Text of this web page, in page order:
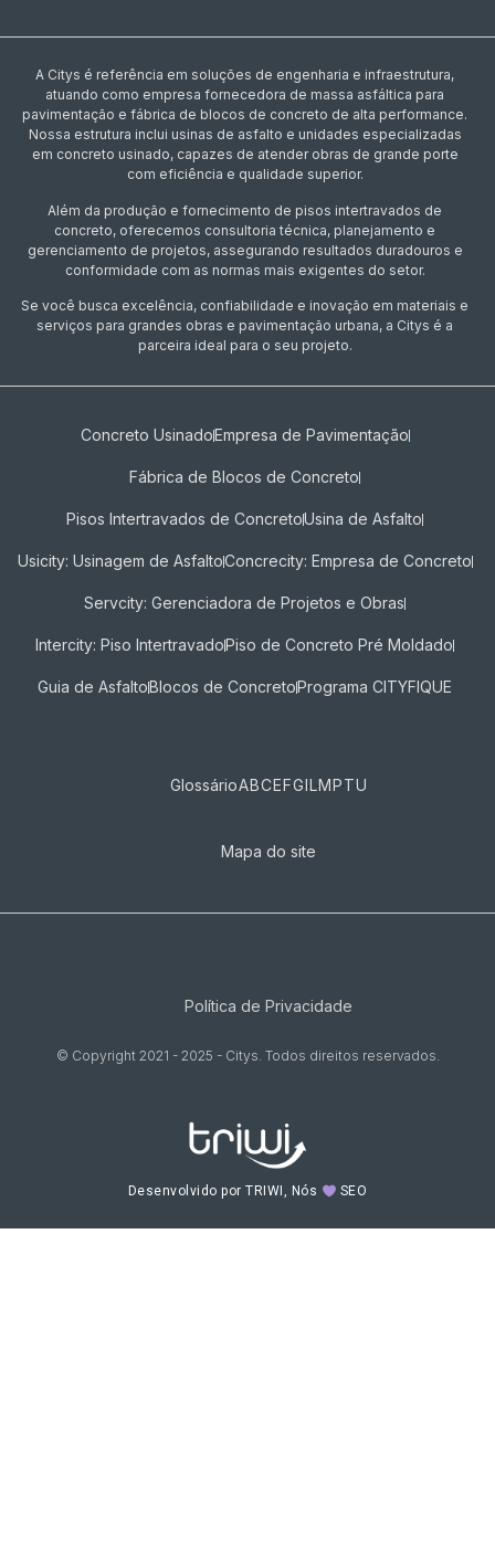
A Citys é referência em soluções de engenharia e infraestrutura,
atuando como empresa fornecedora de massa asfáltica para
pavimentação e fábrica de blocos de concreto de alta performance.
Nossa estrutura inclui usinas de asfalto e unidades especializadas
em concreto usinado, capazes de atender obras de grande porte
com eficiência e qualidade superior.
Além da produção e fornecimento de pisos intertravados de
concreto, oferecemos consultoria técnica, planejamento e
gerenciamento de projetos, assegurando resultados duradouros e
conformidade com as normas mais exigentes do setor.
Se você busca excelência, confiabilidade e inovação em materiais e
serviços para grandes obras e pavimentação urbana, a Citys é a
parceira ideal para o seu projeto.
Concreto UsinadoEmpresa de Pavimentação
Fábrica de Blocos de Concreto
Pisos Intertravados de Concreto​Usina de Asfalto
Usicity: Usinagem de AsfaltoConcrecity: Empresa de Concreto
Servcity: Gerenciadora de Projetos e Obras
Intercity: Piso IntertravadoPiso de Concreto Pré Moldado
Guia de AsfaltoBlocos de ConcretoPrograma CITYFIQUE
GlossárioABCEFGILMPTU
Mapa do site
Política de Privacidade
© Copyright 2021 - 2025 - Citys. Todos direitos reservados.
Desenvolvido por TRIWI, Nós SEO